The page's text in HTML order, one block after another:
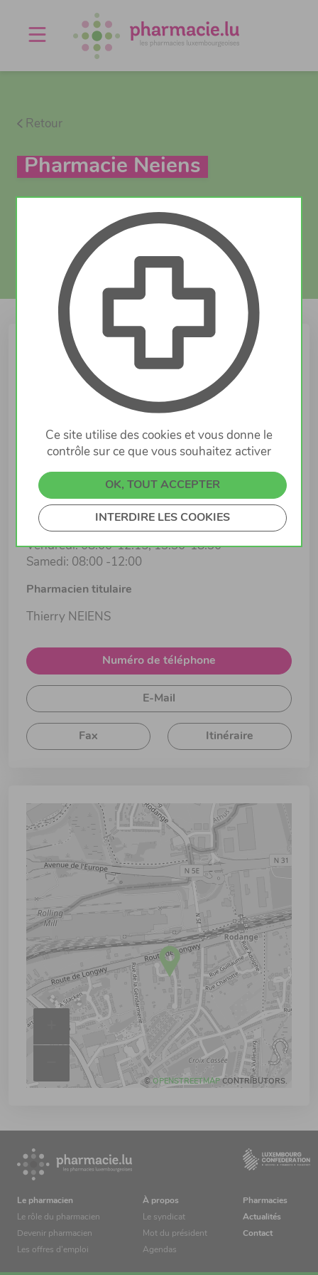
Retour
Pharmacie Neiens
Actuellement ouvert
Agenda
À propos
40 route de Longwy
Horaires d'ouverture
Lundi: 08:00-12:15, 13:30-18:30
Mardi: 08:00-12:15, 13:30-18:30
Mercredi: 08:00-12:15, 13:30-18:30
Jeudi: 08:00-12:15, 13:30-18:30
Vendredi: 08:00-12:15, 13:30-18:30
Samedi: 08:00 -12:00
Pharmacien titulaire
Thierry NEIENS
Numéro de téléphone
E-Mail
Fax Itinéraire
© OPENSTREETMAP CONTRIBUTORS.
Le pharmacien
Le rôle du pharmacien
Devenir pharmacien
Les offres d’emploi
À propos
Le syndicat
Mot du président
Agendas
Pharmacies
Actualités
Contact
Ce site utilise des cookies et vous donne le
contrôle sur ce que vous souhaitez activer
OK, TOUT ACCEPTER
INTERDIRE LES COOKIES